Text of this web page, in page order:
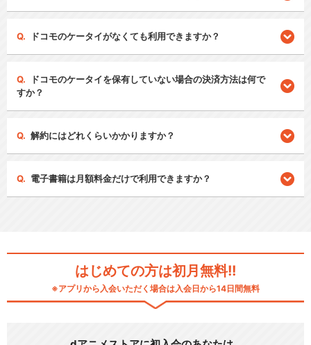
ドコモのケータイがなくても利用できますか？
ドコモのケータイを保有していない場合の決済方法は何で
すか？
解約にはどれくらいかかりますか？
電子書籍は月額料金だけで利用できますか？
はじめての方は初月無料!!
※アプリから入会いただく場合は入会日から14日間無料